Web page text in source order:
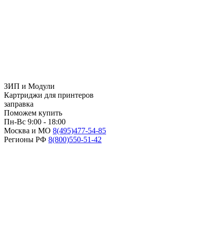
ЗИП и Модули
Картриджи для принтеров
заправка
Поможем купить
Пн-Вс 9:00 - 18:00
Москва и МО 8(495)477-54-85
Регионы РФ 8(800)550-51-42